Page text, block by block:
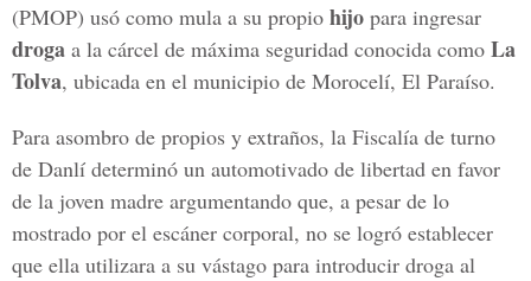
(PMOP) usó como mula a su propio hijo para ingresar
droga a la cárcel de máxima seguridad conocida como La
Tolva, ubicada en el municipio de Morocelí, El Paraíso.
Para asombro de propios y extraños, la Fiscalía de turno
de Danlí determinó un automotivado de libertad en favor
de la joven madre argumentando que, a pesar de lo
mostrado por el escáner corporal, no se logró establecer
que ella utilizara a su vástago para introducir droga al